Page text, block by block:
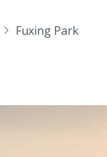
Fuxing Park